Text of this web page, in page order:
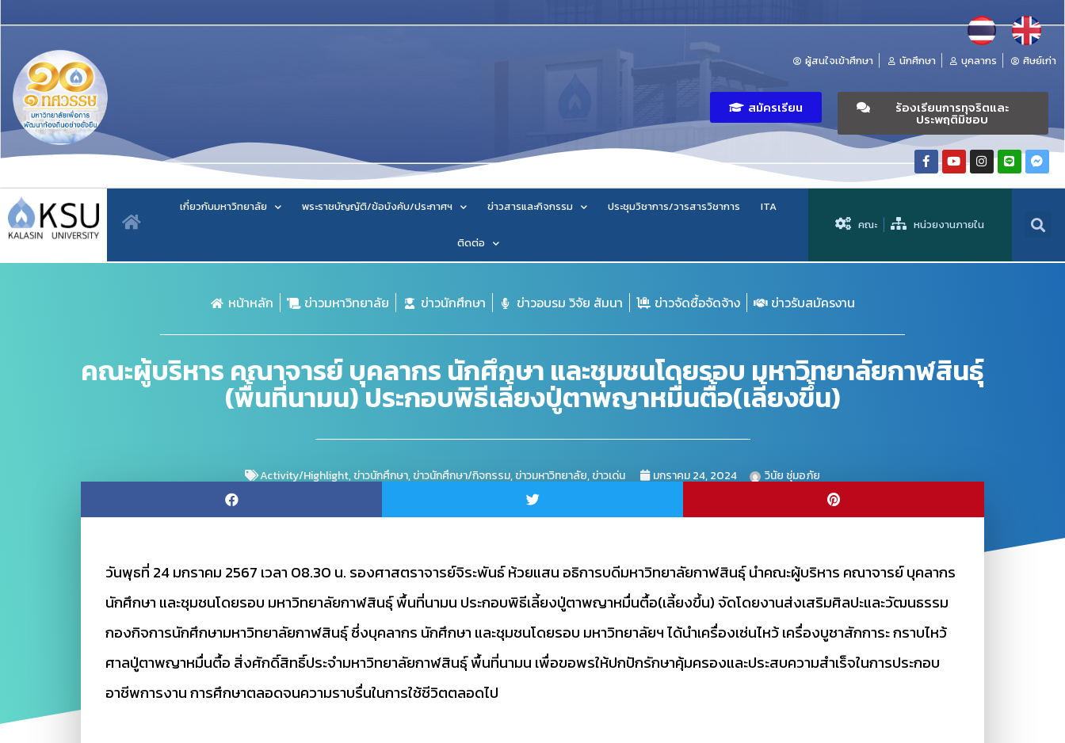
ผู้สนใจเข้าศึกษา นักศึกษา บุคลากร ศิษย์เก่า
สมัครเรียน ร้องเรียนการทุจริตและ
ประพฤติมิชอบ
เกี่ยวกับมหาวิทยาลัย พระราชบัญญัติ/ข้อบังคับ/ประกาศฯ ข่าวสารและกิจกรรม ประชุมวิชาการ/วารสารวิชาการ ITA
ติดต่อ
คณะ หน่วยงานภายใน
หน้าหลัก ข่าวมหาวิทยาลัย ข่าวนักศึกษา ข่าวอบรม วิจัย สัมนา ข่าวจัดซื้อจัดจ้าง ข่าวรับสมัครงาน
คณะผู้บริหาร คณาจารย์ บุคลากร นักศึกษา และชุมชนโดยรอบ มหาวิทยาลัยกาฬสินธุ์
(พื้นที่นามน) ประกอบพิธีเลี้ยงปู่ตาพญาหมื่นตื้อ(เลี้ยงขึ้น)
Activity/Highlight,ข่าวนักศึกษา,ข่าวนักศึกษา/กิจกรรม,ข่าวมหาวิทยาลัย,ข่าวเด่น มกราคม 24, 2024 วินัย ชุ่มอภัย
วันพุธที่ 24 มกราคม 2567 เวลา 08.30 น. รองศาสตราจารย์จิระพันธ์ ห้วยแสน อธิการบดีมหาวิทยาลัยกาฬสินธุ์ นำคณะผู้บริหาร คณาจารย์ บุคลากร
นักศึกษา และชุมชนโดยรอบ มหาวิทยาลัยกาฬสินธุ์ พื้นที่นามน ประกอบพิธีเลี้ยงปู่ตาพญาหมื่นตื้อ(เลี้ยงขึ้น) จัดโดยงานส่งเสริมศิลปะและวัฒนธรรม
กองกิจการนักศึกษามหาวิทยาลัยกาฬสินธุ์ ซึ่งบุคลากร นักศึกษา และชุมชนโดยรอบ มหาวิทยาลัยฯ ได้นำเครื่องเซ่นไหว้ เครื่องบูชาสักการะ กราบไหว้
ศาลปู่ตาพญาหมื่นตื้อ สิ่งศักดิ์สิทธิ์ประจำมหาวิทยาลัยกาฬสินธุ์ พื้นที่นามน เพื่อขอพรให้ปกปักรักษาคุ้มครองและประสบความสำเร็จในการประกอบ
อาชีพการงาน การศึกษาตลอดจนความราบรื่นในการใช้ชีวิตตลอดไป